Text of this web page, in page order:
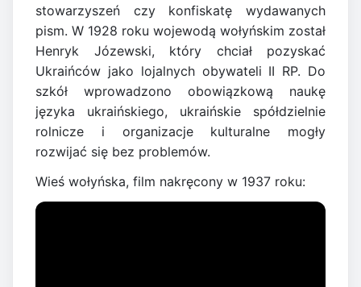
stowarzyszeń czy konfiskatę wydawanych
pism. W 1928 roku wojewodą wołyńskim został
Henryk Józewski, który chciał pozyskać
Ukraińców jako lojalnych obywateli II RP. Do
szkół wprowadzono obowiązkową naukę
języka ukraińskiego, ukraińskie spółdzielnie
rolnicze i organizacje kulturalne mogły
rozwijać się bez problemów.
Wieś wołyńska, film nakręcony w 1937 roku: